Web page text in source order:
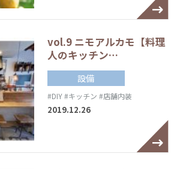
vol.9 ニモアルカモ【料理
人のキッチン…
設備
#DIY#キッチン #店舗内装
2019.12.26